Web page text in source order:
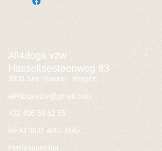
All4dogs vzw
Hasseltsesteenweg 93
3800 Sint-Truiden - Belgien
all4dogsvzw@gmail.com
+32 496 56 62 55
BE93 3631 4951 8567
Firmennummer